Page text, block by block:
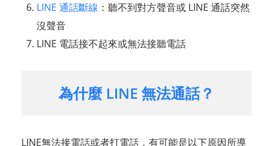
LINE 通話斷線 ：聽不到對方聲音或 LINE 通話突然
沒聲音
LINE 電話接不起來或無法接聽電話
為什麼 LINE 無法通話？
LINE無法接電話或者打電話，有可能是以下原因所導